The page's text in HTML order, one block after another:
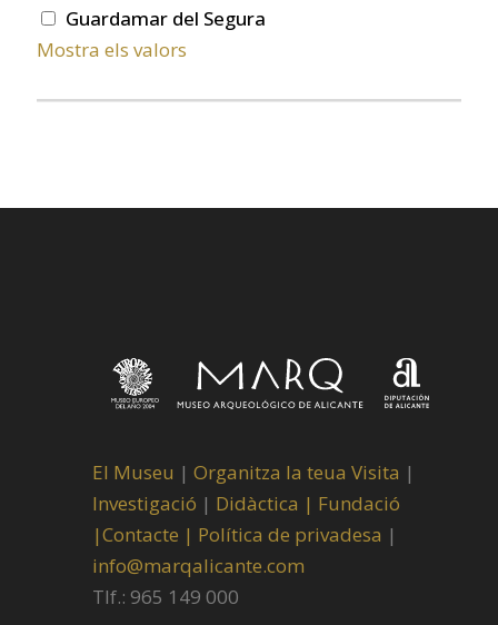
Guardamar del Segura
Mostra els valors
El Museu | Organitza la teua Visita |
Investigació | Didàctica | Fundació
|Contacte | Política de privadesa |
info@marqalicante.com
Tlf.: 965 149 000